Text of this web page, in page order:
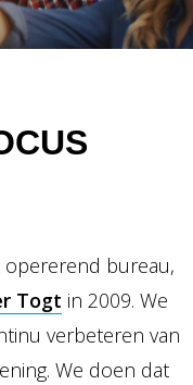
opererend bureau,
Togt in 2009. We
verbeteren van
We doen dat